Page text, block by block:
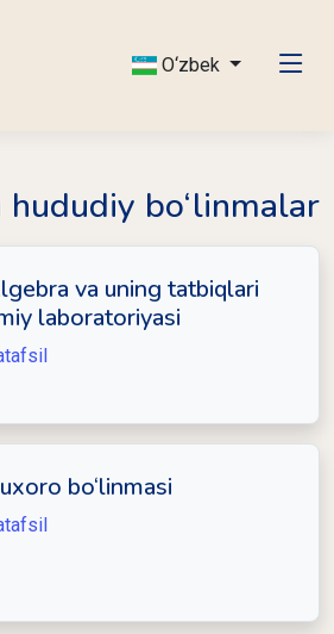
O‘zbek
hududiy bo‘linmalar
va uning tatbiqlari
laboratoriyasi
bo‘linmasi